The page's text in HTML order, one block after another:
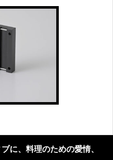
に、料理のための愛情、